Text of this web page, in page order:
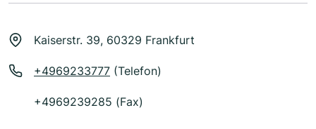
Kaiserstr. 39, 60329 Frankfurt
+4969233777 (Telefon)
+4969239285 (Fax)